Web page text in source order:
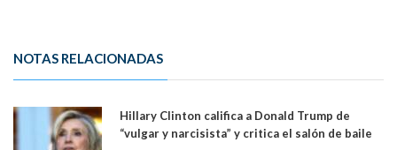
NOTAS RELACIONADAS
Hillary Clinton califica a Donald Trump de
“vulgar y narcisista” y critica el salón de baile